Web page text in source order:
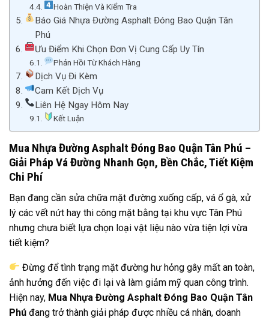
Hoàn Thiện Và Kiểm Tra
Báo Giá Nhựa Đường Asphalt Đóng Bao Quận Tân
Phú
Ưu Điểm Khi Chọn Đơn Vị Cung Cấp Uy Tín
Phản Hồi Từ Khách Hàng
Dịch Vụ Đi Kèm
Cam Kết Dịch Vụ
Liên Hệ Ngay Hôm Nay
Kết Luận
Mua Nhựa Đường Asphalt Đóng Bao Quận Tân Phú –
Giải Pháp Vá Đường Nhanh Gọn, Bền Chắc, Tiết Kiệm
Chi Phí
Bạn đang cần sửa chữa mặt đường xuống cấp, vá ổ gà, xử
lý các vết nứt hay thi công mặt bằng tại khu vực Tân Phú
nhưng chưa biết lựa chọn loại vật liệu nào vừa tiện lợi vừa
tiết kiệm?
Đừng để tình trạng mặt đường hư hỏng gây mất an toàn,
ảnh hưởng đến việc đi lại và làm giảm mỹ quan công trình.
Hiện nay, Mua Nhựa Đường Asphalt Đóng Bao Quận Tân
Phú đang trở thành giải pháp được nhiều cá nhân, doanh